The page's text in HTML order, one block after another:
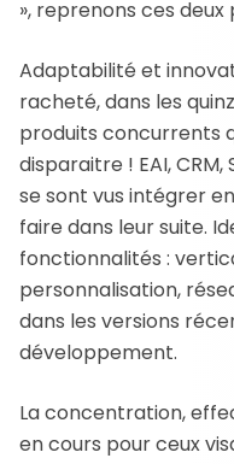
», reprenons ces deux
Adaptabilité et
racheté, dans les
produits concurrents
disparaitre ! EAI, CRM,
se sont vus intégrer
faire dans leur suite.
fonctionnalités :
personnalisation,
dans les versions
développement.
La concentration,
en cours pour ceux